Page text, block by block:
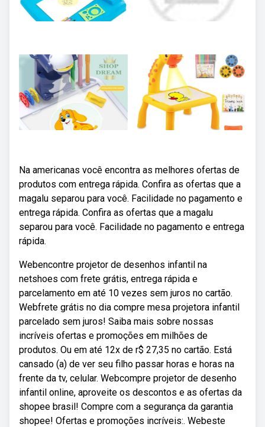
Na americanas você encontra as melhores ofertas de
produtos com entrega rápida. Confira as ofertas que a
magalu separou para você. Facilidade no pagamento e
entrega rápida. Confira as ofertas que a magalu
separou para você. Facilidade no pagamento e entrega
rápida.
Webencontre projetor de desenhos infantil na
netshoes com frete grátis, entrega rápida e
parcelamento em até 10 vezes sem juros no cartão.
Webfrete grátis no dia compre mesa projetora infantil
parcelado sem juros! Saiba mais sobre nossas
incríveis ofertas e promoções em milhões de
produtos. Ou em até 12x de r$ 27,35 no cartão. Está
cansado (a) de ver seu filho passar horas e horas na
frente da tv, celular. Webcompre projetor de desenho
infantil online, aproveite os descontos e as ofertas da
shopee brasil! Compre com a segurança da garantia
shopee! Ofertas e promoções incríveis:. Webeste